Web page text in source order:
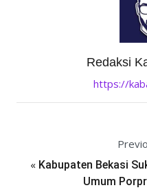
Redaksi
https://
« Kabupaten Bekasi
Umum